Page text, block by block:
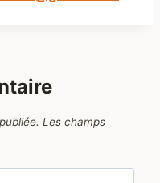
Les champs